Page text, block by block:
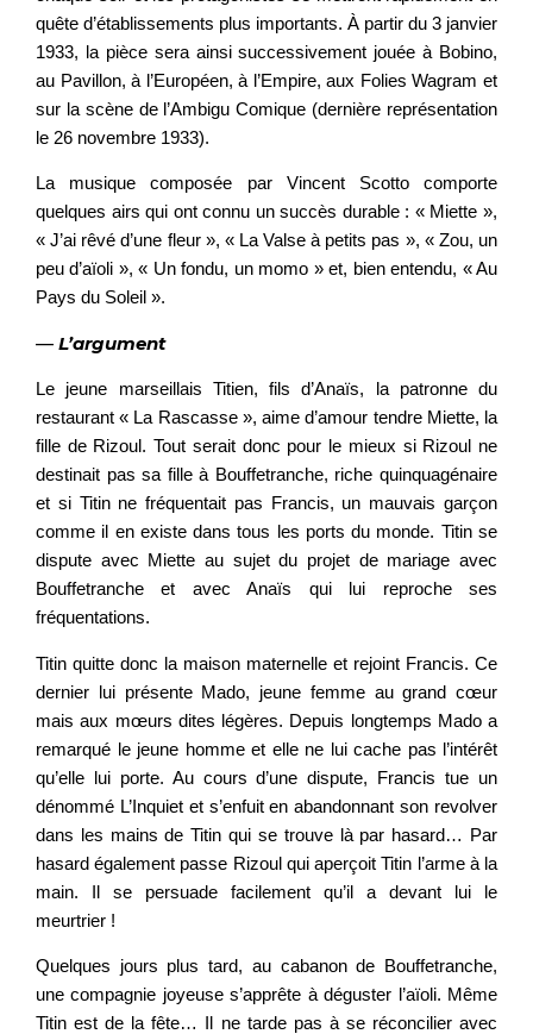
quête d’établissements plus importants. À partir du 3 janvier
1933, la pièce sera ainsi successivement jouée à Bobino,
au Pavillon, à l’Européen, à l’Empire, aux Folies Wagram et
sur la scène de l’Ambigu Comique (dernière représentation
le 26 novembre 1933).
La musique composée par Vincent Scotto comporte
quelques airs qui ont connu un succès durable : « Miette »,
« J’ai rêvé d’une fleur », « La Valse à petits pas », « Zou, un
peu d’aïoli », « Un fondu, un momo » et, bien entendu, « Au
Pays du Soleil ».
— L’argument
Le jeune marseillais Titien, fils d’Anaïs, la patronne du
restaurant « La Rascasse », aime d’amour tendre Miette, la
fille de Rizoul. Tout serait donc pour le mieux si Rizoul ne
destinait pas sa fille à Bouffetranche, riche quinquagénaire
et si Titin ne fréquentait pas Francis, un mauvais garçon
comme il en existe dans tous les ports du monde. Titin se
dispute avec Miette au sujet du projet de mariage avec
Bouffetranche et avec Anaïs qui lui reproche ses
fréquentations.
Titin quitte donc la maison maternelle et rejoint Francis. Ce
dernier lui présente Mado, jeune femme au grand cœur
mais aux mœurs dites légères. Depuis longtemps Mado a
remarqué le jeune homme et elle ne lui cache pas l’intérêt
qu’elle lui porte. Au cours d’une dispute, Francis tue un
dénommé L’Inquiet et s’enfuit en abandonnant son revolver
dans les mains de Titin qui se trouve là par hasard… Par
hasard également passe Rizoul qui aperçoit Titin l’arme à la
main. Il se persuade facilement qu’il a devant lui le
meurtrier !
Quelques jours plus tard, au cabanon de Bouffetranche,
une compagnie joyeuse s’apprête à déguster l’aïoli. Même
Titin est de la fête… Il ne tarde pas à se réconcilier avec